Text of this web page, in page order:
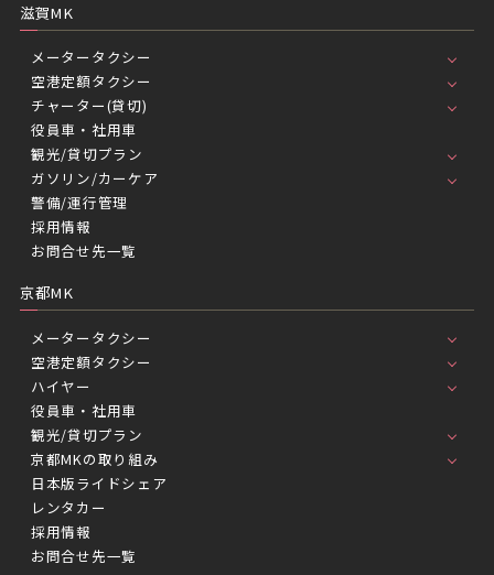
滋賀MK
メータータクシー
空港定額タクシー
チャーター(貸切)
役員車・社用車
観光/貸切プラン
ガソリン/カーケア
警備/運行管理
採用情報
お問合せ先一覧
京都MK
メータータクシー
空港定額タクシー
ハイヤー
役員車・社用車
観光/貸切プラン
京都MKの取り組み
日本版ライドシェア
レンタカー
採用情報
お問合せ先一覧